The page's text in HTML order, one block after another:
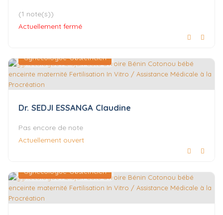
(1 note(s))
Actuellement fermé
Gynécologue-Obstétricien
Dr. SEDJI ESSANGA Claudine
Pas encore de note
Actuellement ouvert
Gynécologue-Obstétricien